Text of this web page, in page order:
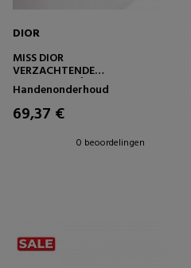
DIOR
MISS DIOR
VERZACHTENDE
LICHAAMSCRÈME
Handenonderhoud
69,37 €
0 beoordelingen